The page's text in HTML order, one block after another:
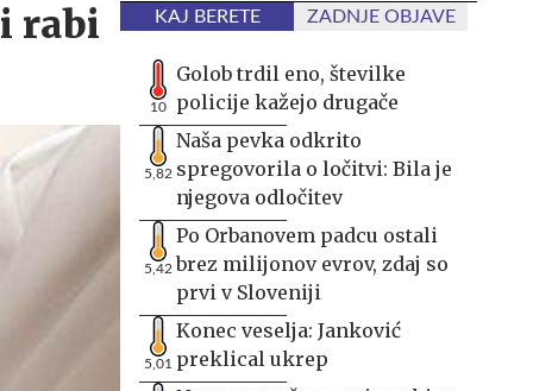
rabi
KAJ BERETE ZADNJE OBJAVE
10
Golob trdil eno, številke
policije kažejo drugače
5,82
Naša pevka odkrito
spregovorila o ločitvi: Bila je
njegova odločitev
5,42
Po Orbanovem padcu ostali
brez milijonov evrov, zdaj so
prvi v Sloveniji
5,01
Konec veselja: Janković
preklical ukrep